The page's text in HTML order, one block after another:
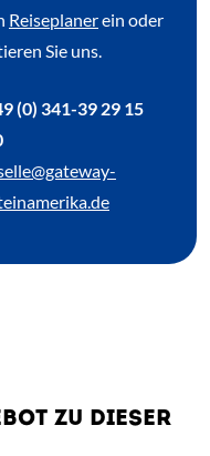
Reiseplanerein oder
Sie uns.
(0) 341-39 29 15
@gateway-
ZU DIESER